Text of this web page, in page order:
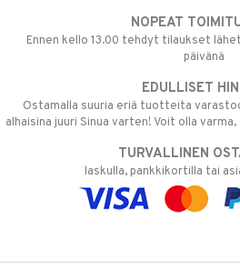
NOPEAT
Ennen kello 13.00 tehdyt tilaukset
päivänä
EDULLISET
Ostamalla suuria eriä tuotteita
alhaisina juuri Sinua varten! Voit olla
TURVALLINEN
laskulla, pankkikortilla tai